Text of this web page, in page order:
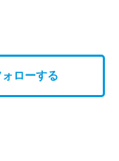
ォローする